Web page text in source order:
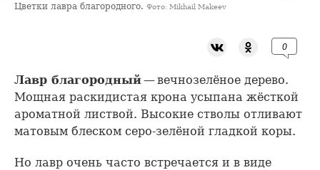
Цветки лавра благородного. Фото: Mikhail Makeev
0
Лавр благородный— вечнозелёное дерево.
Мощная раскидистая крона усыпана жёсткой
ароматной листвой. Высокие стволы отливают
матовым блеском серо-зелёной гладкой коры.
Но лавр очень часто встречается и в виде